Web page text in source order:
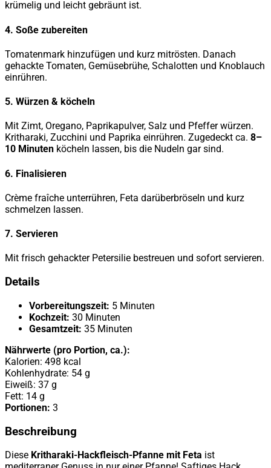
krümelig und leicht gebräunt ist.
4. Soße zubereiten
Tomatenmark hinzufügen und kurz mitrösten. Danach
gehackte Tomaten, Gemüsebrühe, Schalotten und Knoblauch
einrühren.
5. Würzen & köcheln
Mit Zimt, Oregano, Paprikapulver, Salz und Pfeffer würzen.
Kritharaki, Zucchini und Paprika einrühren. Zugedeckt ca. 8–
10 Minuten köcheln lassen, bis die Nudeln gar sind.
6. Finalisieren
Crème fraîche unterrühren, Feta darüberbröseln und kurz
schmelzen lassen.
7. Servieren
Mit frisch gehackter Petersilie bestreuen und sofort servieren.
Details
Vorbereitungszeit: 5 Minuten
Kochzeit: 30 Minuten
Gesamtzeit: 35 Minuten
Nährwerte (pro Portion, ca.):
Kalorien: 498 kcal
Kohlenhydrate: 54 g
Eiweiß: 37 g
Fett: 14 g
Portionen: 3
Beschreibung
Diese Kritharaki-Hackfleisch-Pfanne mit Feta ist